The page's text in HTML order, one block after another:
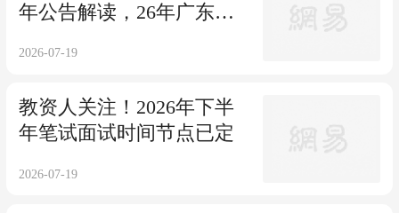
年公告解读，26年广东成
2026-07-19
教资人关注！2026年下半
年笔试面试时间节点已定
2026-07-19